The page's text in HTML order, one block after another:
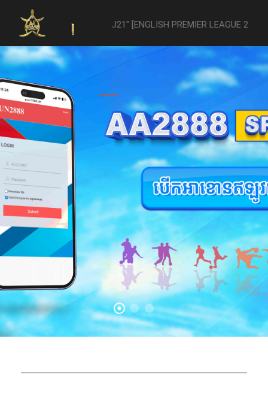
vs- Reading U21" [ENGLISH PREMIER LEAGUE 2 U21 -